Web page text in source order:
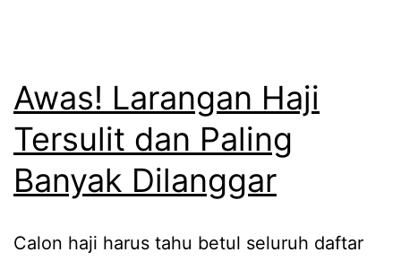
Awas! Larangan Haji
Tersulit dan Paling
Banyak Dilanggar
Calon haji harus tahu betul seluruh daftar